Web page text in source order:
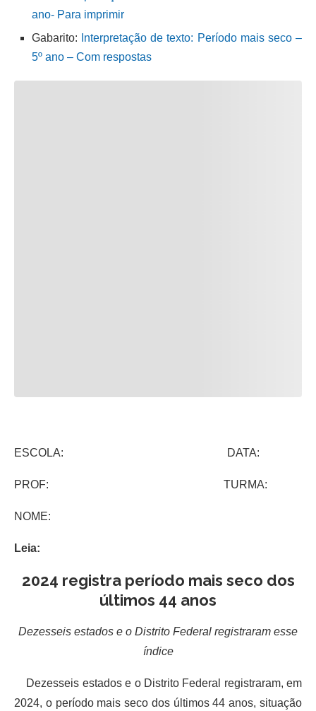
ano- Para imprimir
Gabarito:
Interpretação de texto: Período mais seco –
5º ano – Com respostas
ESCOLA: DATA:
PROF: TURMA:
NOME:
Leia:
2024 registra período mais seco dos
últimos 44 anos
Dezesseis estados e o Distrito Federal registraram esse
índice
Dezesseis estados e o Distrito Federal registraram, em
2024, o período mais seco dos últimos 44 anos, situação